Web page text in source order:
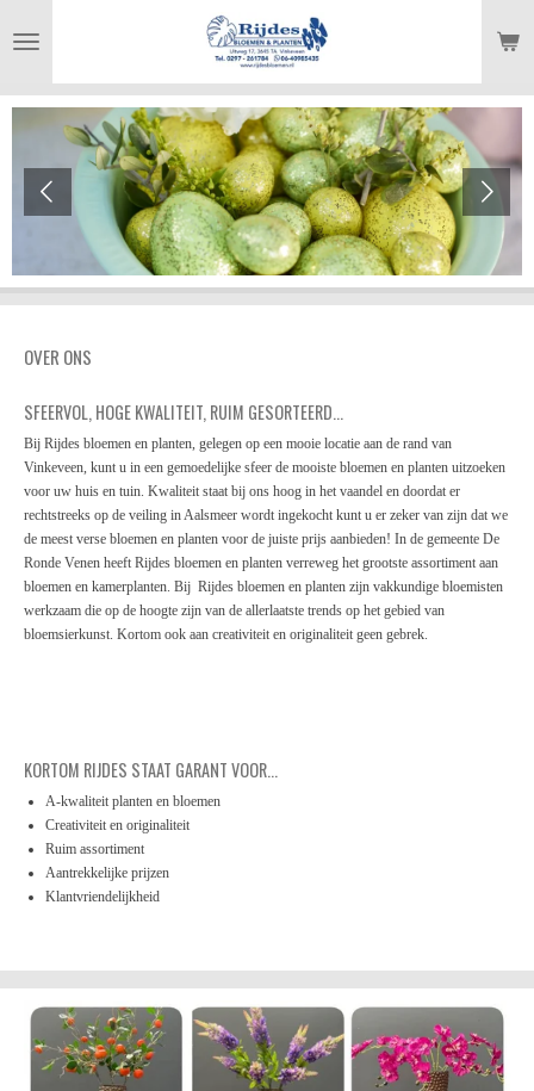
direct
de
hoofdinhoud
OVER ONS
SFEERVOL, HOGE KWALITEIT, RUIM GESORTEERD...
Bij Rijdes bloemen en planten, gelegen op een mooie locatie aan de rand van
Vinkeveen, kunt u in een gemoedelijke sfeer de mooiste bloemen en planten uitzoeken
voor uw huis en tuin. Kwaliteit staat bij ons hoog in het vaandel en doordat er
rechtstreeks op de veiling in Aalsmeer wordt ingekocht kunt u er zeker van zijn dat we
de meest verse bloemen en planten voor de juiste prijs aanbieden! In de gemeente De
Ronde Venen heeft Rijdes bloemen en planten verreweg het grootste assortiment aan
bloemen en kamerplanten. Bij Rijdes bloemen en planten zijn vakkundige bloemisten
werkzaam die op de hoogte zijn van de allerlaatste trends op het gebied van
bloemsierkunst. Kortom ook aan creativiteit en originaliteit geen gebrek.
KORTOM RIJDES STAAT GARANT VOOR...
A-kwaliteit planten en bloemen
Creativiteit en originaliteit
Ruim assortiment
Aantrekkelijke prijzen
Klantvriendelijkheid